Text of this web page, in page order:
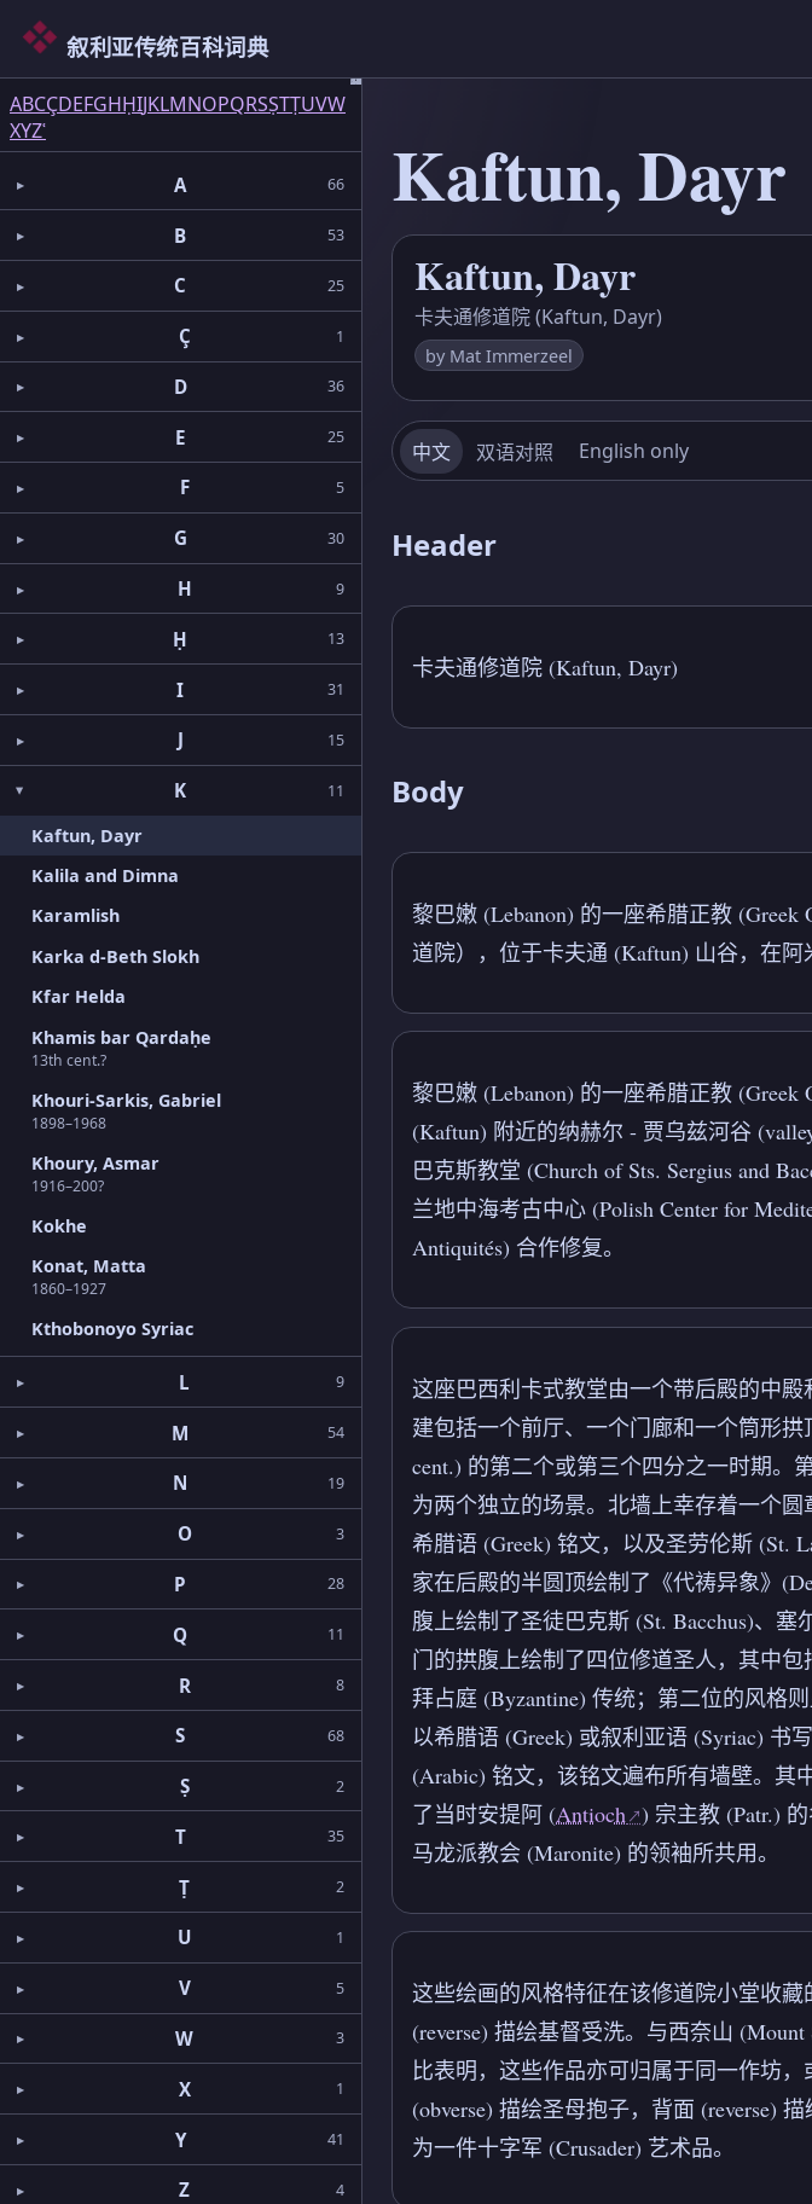
叙利亚传统百科词典
A
66
B
53
C
25
Ç
1
D
36
E
25
F
5
G
30
H
9
Ḥ
13
I
31
J
15
K
11
L
9
M
54
N
19
O
3
P
28
Q
11
R
8
S
68
Ṣ
2
T
35
Ṭ
2
U
1
V
5
W
3
X
1
Y
41
Z
4
ʿ
8
A 66
B 53
C 25
Ç 1
D 36
E 25
F 5
G 30
H 9
Ḥ 13
I 31
J 15
K 11
Kaftun, Dayr
Kalila and Dimna
Karamlish
Karka d-Beth Slokh
Kfar Helda
Khamis bar Qardaḥe
13th cent.?
Khouri-Sarkis, Gabriel
1898–1968
Khoury, Asmar
1916–200?
Kokhe
Konat, Matta
1860–1927
Kthobonoyo Syriac
L 9
M 54
N 19
O 3
P 28
Q 11
R 8
S 68
Ṣ 2
T 35
Ṭ 2
U 1
V 5
W 3
X 1
Y 41
Z 4
Kaftun, Dayr
Kaftun, Dayr
卡夫通修道院 (Kaftun, Dayr)
by Mat Immerzeel
中文 双语对照 English only
Header
卡夫通修道院 (Kaftun, Dayr)
Body
黎巴嫩 (Lebanon) 的一座希腊正教
道院），位于卡夫通 (Kaftun) 山谷，在阿
黎巴嫩 (Lebanon) 的一座希腊正教
(Kaftun) 附近的纳赫尔 - 贾乌兹河谷
巴克斯教堂 (Church of Sts. Sergius and
兰地中海考古中心 (Polish Center for
Antiquités) 合作修复。
这座巴西利卡式教堂由一个带后殿的中
建包括一个前厅、一个门廊和一个筒形
cent.) 的第二个或第三个四分之一时期。
为两个独立的场景。北墙上幸存着一个
希腊语 (Greek) 铭文，以及圣劳伦斯 (St.
家在后殿的半圆顶绘制了《代祷异象》
腹上绘制了圣徒巴克斯 (St. Bacchus)、塞
门的拱腹上绘制了四位修道圣人，其中包
拜占庭 (Byzantine) 传统；第二位的风格
以希腊语 (Greek) 或叙利亚语 (Syriac)
(Arabic) 铭文，该铭文遍布所有墙壁。其
了当时安提阿 (Antioch ) 宗主教 (Patr.)
马龙派教会 (Maronite) 的领袖所共用。
这些绘画的风格特征在该修道院小堂收
(reverse) 描绘基督受洗。与西奈山
比表明，这些作品亦可归属于同一作坊
(obverse) 描绘圣母抱子，背面 (reverse)
为一件十字军 (Crusader) 艺术品。